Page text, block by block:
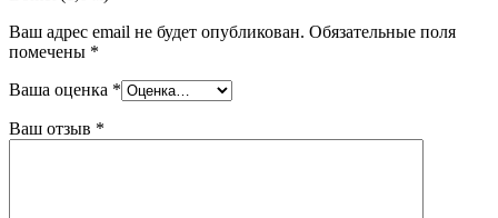
Ваш адрес email не будет опубликован. Обязательные поля
помечены *
Ваша оценка *
Ваш отзыв *